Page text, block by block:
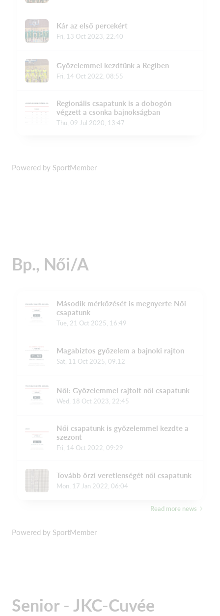
Powered by SportMember
Bp., Női/A
Powered by SportMember
Senior - JKC-Cuvée